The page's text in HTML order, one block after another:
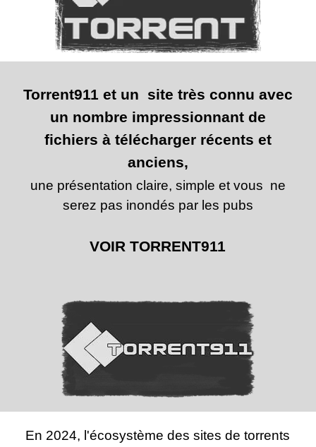
Torrent911 et un site très connu avec
un nombre impressionnant de
fichiers à télécharger récents et
anciens,
une présentation claire, simple et vous ne
serez pas inondés par les pubs
VOIR TORRENT911
En 2024, l'écosystème des sites de torrents